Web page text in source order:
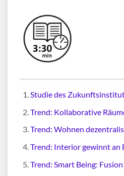
Studie des
Trend: Kollaborative
Trend: Wohnen
Trend: Interior gewinnt an
Trend: Smart Being: Fusion